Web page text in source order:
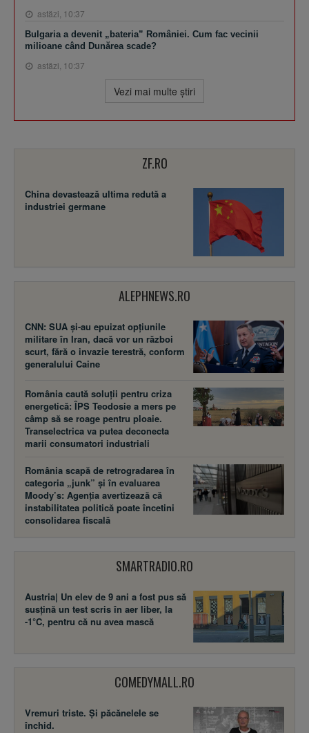
astăzi, 10:37
Bulgaria a devenit „bateria” României. Cum fac vecinii
milioane când Dunărea scade?
astăzi, 10:37
Vezi mai multe ştiri
ZF.RO
China devastează ultima redută a
industriei germane
ALEPHNEWS.RO
CNN: SUA şi-au epuizat opțiunile
militare în Iran, dacă vor un război
scurt, fără o invazie terestră, conform
generalului Caine
România caută soluții pentru criza
energetică: ÎPS Teodosie a mers pe
câmp să se roage pentru ploaie.
Transelectrica va putea deconecta
marii consumatori industriali
România scapă de retrogradarea în
categoria „junk” și în evaluarea
Moody’s: Agenția avertizează că
instabilitatea politică poate încetini
consolidarea fiscală
SMARTRADIO.RO
Austria| Un elev de 9 ani a fost pus să
susţină un test scris în aer liber, la
-1°C, pentru că nu avea mască
COMEDYMALL.RO
Vremuri triste. Şi păcănelele se
închid.